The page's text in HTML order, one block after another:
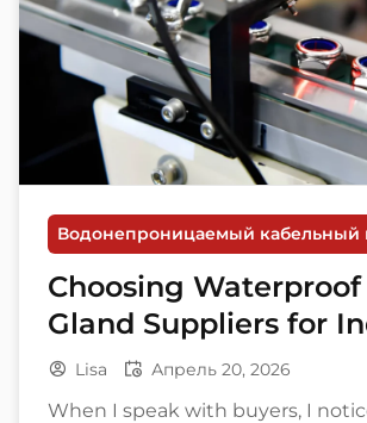
Водонепроницаемый кабельный
Choosing Waterproof
Gland Suppliers for
Project
Lisa Апрель 20, 2026
When I speak with buyers, I